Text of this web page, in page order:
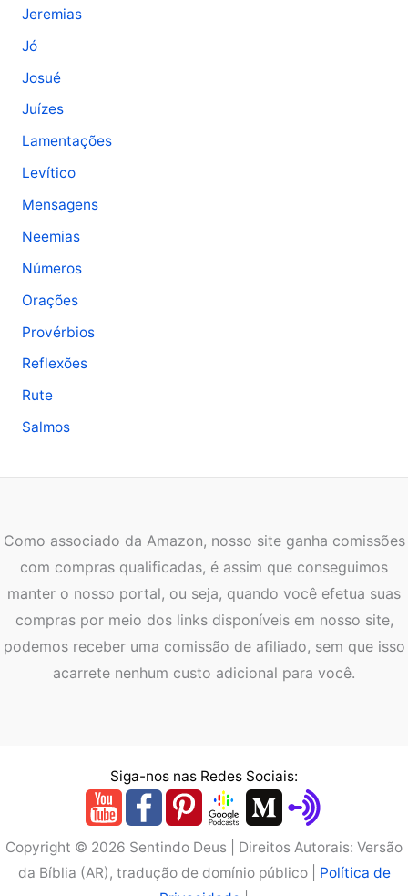
Jeremias
Jó
Josué
Juízes
Lamentações
Levítico
Mensagens
Neemias
Números
Orações
Provérbios
Reflexões
Rute
Salmos
Como associado da Amazon, nosso site ganha comissões
com compras qualificadas, é assim que conseguimos
manter o nosso portal, ou seja, quando você efetua suas
compras por meio dos links disponíveis em nosso site,
podemos receber uma comissão de afiliado, sem que isso
acarrete nenhum custo adicional para você.
Siga-nos nas Redes Sociais:
Copyright © 2026 Sentindo Deus | Direitos Autorais: Versão
da Bíblia (AR), tradução de domínio público | Política de